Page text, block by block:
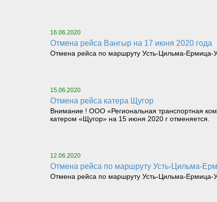
16.06.2020
Отмена рейса Вангыр на 17 июня 2020 года
Отмена рейса по маршруту Усть-Цильма-Ермица-
15.06.2020
Отмена рейса катера Щугор
Внимание ! ООО «Региональная транспортная
катером «Щугор» на 15 июня 2020 г отменяется.
12.06.2020
Отмена рейса по маршруту Усть-Цильма-
Отмена рейса по маршруту Усть-Цильма-Ермица-